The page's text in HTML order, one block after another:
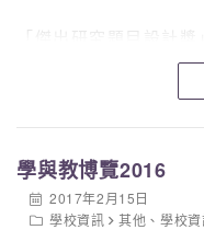
「傑出研究題目設計
「優秀訪問員獎」得獎
學與教博覽2016
2017年2月15日
學校資訊
其他 、學校